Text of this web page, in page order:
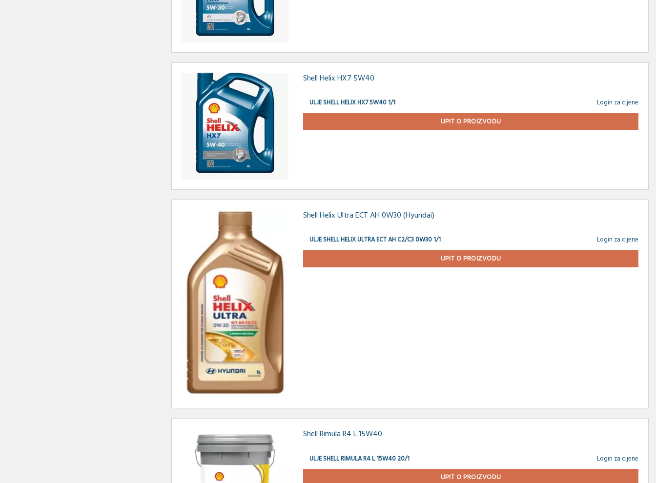
Shell Helix HX7 5W40
ULJE SHELL HELIX HX7 5W40 1/1 Login za cijene
UPIT O PROIZVODU
Shell Helix Ultra ECT AH 0W30 (Hyundai)
ULJE SHELL HELIX ULTRA ECT AH C2/C3 0W30 1/1 Login za cijene
UPIT O PROIZVODU
Shell Rimula R4 L 15W40
ULJE SHELL RIMULA R4 L 15W40 20/1 Login za cijene
UPIT O PROIZVODU